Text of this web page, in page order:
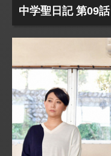
中学聖日記 第09話